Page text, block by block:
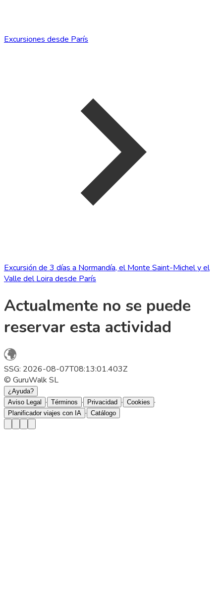
Excursiones desde París
Excursión de 3 días a Normandía, el Monte Saint-Michel y el
Valle del Loira desde París
Actualmente no se puede
reservar esta actividad
SSG: 2026-08-07T08:13:01.403Z
© GuruWalk SL
¿Ayuda?
Aviso Legal
· Términos · Privacidad · Cookies ·
Planificador viajes con IA · Catálogo